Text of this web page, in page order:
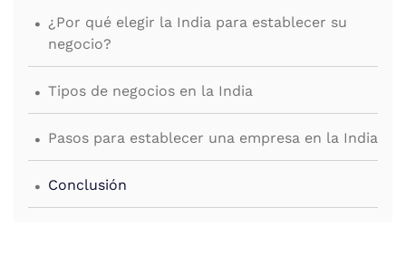
. ¿Por qué elegir la India para establecer su
negocio?
. Tipos de negocios en la India
. Pasos para establecer una empresa en la India
. Conclusión